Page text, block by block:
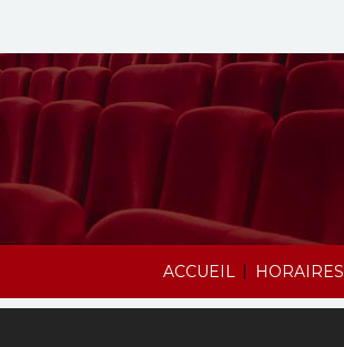
ACCUEIL | HORAIRES